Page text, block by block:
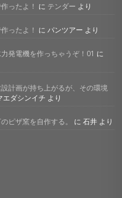
ったよ！ に テンダー より
ったよ！ に パンツアー より
発電機を作っちゃうぞ！01 に
計画が持ち上がるが、その環境
エダシンイチ より
ピザ窯を自作する。 に石井 より